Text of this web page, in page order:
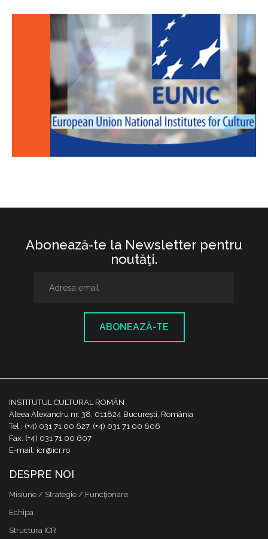
Abonează-te la Newsletter pentru
noutăţi.
ABONEAZĂ-TE
INSTITUTUL CULTURAL ROMÂN
Aleea Alexandru nr. 38, 011824 București, România
Tel.: (+4) 031 71 00 627, (+4) 031 71 00 606
Fax: (+4) 031 71 00 607
E-mail: icr@icr.ro
DESPRE NOI
Misiune / Strategie / Funcţionare
Echipa
Structura ICR